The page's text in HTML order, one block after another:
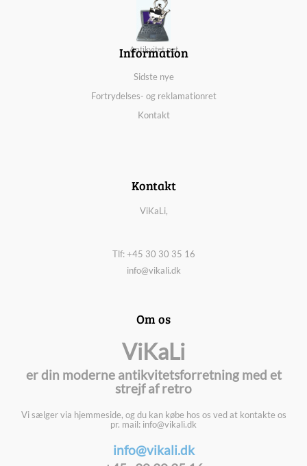
Antikvitet.net
Information
Sidste nye
Fortrydelses- og reklamationret
Kontakt
Kontakt
ViKaLi,
Tlf: +45 30 30 35 16
info@vikali.dk
Om os
ViKaLi
er din moderne antikvitetsforretning med et
strejf af retro
Vi sælger via hjemmeside, og du kan købe hos os ved at kontakte os
pr. mail: info@vikali.dk
info@vikali.dk